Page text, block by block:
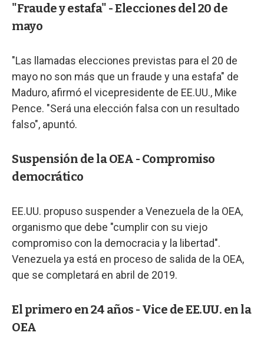
"Fraude y estafa" - Elecciones del 20 de
mayo
"Las llamadas elecciones previstas para el 20 de
mayo no son más que un fraude y una estafa" de
Maduro, afirmó el vicepresidente de EE.UU., Mike
Pence. "Será una elección falsa con un resultado
falso", apuntó.
Suspensión de la OEA - Compromiso
democrático
EE.UU. propuso suspender a Venezuela de la OEA,
organismo que debe "cumplir con su viejo
compromiso con la democracia y la libertad".
Venezuela ya está en proceso de salida de la OEA,
que se completará en abril de 2019.
El primero en 24 años - Vice de EE.UU. en la
OEA